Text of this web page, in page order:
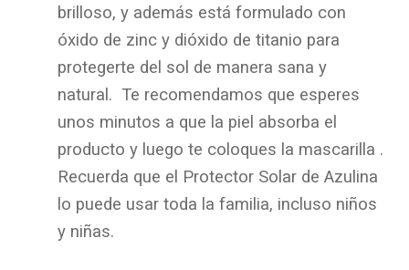
brilloso, y además está formulado con
óxido de zinc y dióxido de titanio para
protegerte del sol de manera sana y
natural. Te recomendamos que esperes
unos minutos a que la piel absorba el
producto y luego te coloques la mascarilla .
Recuerda que el Protector Solar de Azulina
lo puede usar toda la familia, incluso niños
y niñas.